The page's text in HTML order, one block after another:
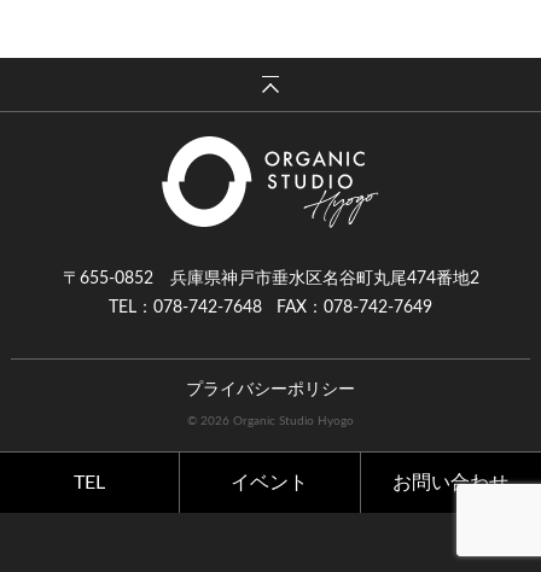
〒655-0852 兵庫県神戸市垂水区名谷町丸尾474番地2
TEL：078-742-7648
FAX：078-742-7649
プライバシーポリシー
© 2026 Organic Studio Hyogo
TEL イベント お問い合わせ